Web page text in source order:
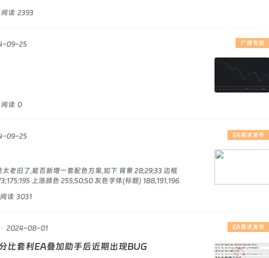
阅读 2393
09-25 广播专版
阅读 0
09-25 EA需求发布
老旧了,能否新增一套配色方案,如下 背景 28;29;33 边框
上涨颜色 255;50;50 灰色字体(标题) 188,191,196
阅读 3031
2024-08-01 EA需求发布
比套利EA叠加助手后近期出现BUG